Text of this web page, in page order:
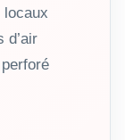
locaux
d’air